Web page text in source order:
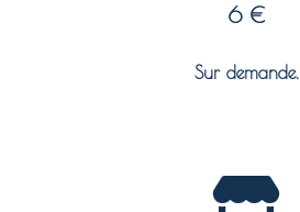
6 €
Sur demande.